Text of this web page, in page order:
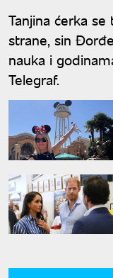
Tanjina ćerka
strane, sin
nauka i
Telegraf.